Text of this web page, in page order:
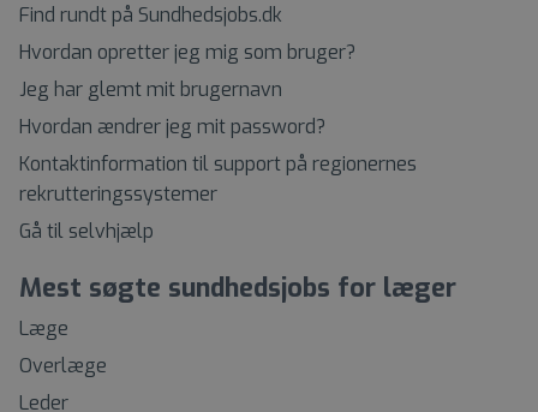
Find rundt på Sundhedsjobs.dk
Hvordan opretter jeg mig som bruger?
Jeg har glemt mit brugernavn
Hvordan ændrer jeg mit password?
Kontaktinformation til support på regionernes
rekrutteringssystemer
Gå til selvhjælp
Mest søgte sundhedsjobs for læger
Læge
Overlæge
Leder